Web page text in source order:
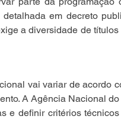
em decreto
a diversidade de
vai variar de acordo
A Agência Nacional
e definir critérios